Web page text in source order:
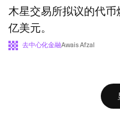
木星交易所拟议的代
亿美元。
去中心化金融Awais Afzal